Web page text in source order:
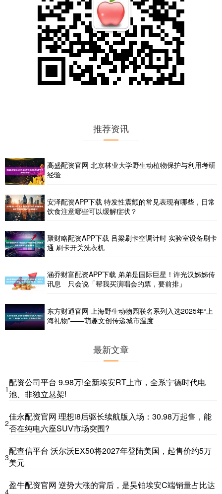
推荐资讯
高盛配资官网 北京林业大学野生动植物保护与利用考研
经验
安泽配资APP下载 特发性震颤的常见表现有哪些，日常
饮食注意哪些可以缓解症状？
聚财略配资APP下载 吕梁刷卡空调计时 实验室设备刷卡
通 刷卡开关洗衣机
涵乔财富配资APP下载 弟弟是国际巨星！许光汉姊姊传
讯息 只会说「帮我买演唱会的票，要前排」
东方财通官网 上海野生动物园联名系列入选2025年“上
海礼物”——萌趣文创传递城市温度
最新文章
1
配资公司平台 9.98万!全新埃安RT上市，全系宁德时代电
池、非独立悬架!
2
佳永配资官网 理想i8后驱长续航版入场：30.98万起售，能
否在纯电六座SUV市场突围?
3
配查信平台 沃尔沃EX50将2027年登陆美国，起售价约5万
美元
4
盈牛配资官网 逆势大涨的背后，是昊铂埃安C端销量占比达